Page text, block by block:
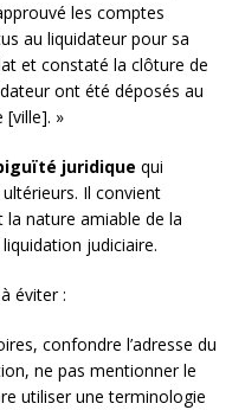
les comptes
au liquidateur pour sa
et constaté la clôture de
ont été déposés au
[ville]. »
juridique qui
Il convient
nature amiable de la
judiciaire.
éviter :
confondre l’adresse du
ne pas mentionner le
utiliser une terminologie